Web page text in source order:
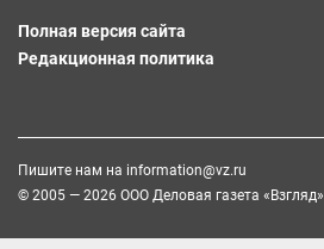
Полная версия сайта
Редакционная политика
Пишите нам на information@vz.ru
© 2005 — 2026 ООО Деловая газета «Взгляд»